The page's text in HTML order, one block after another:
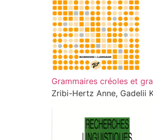
Grammaires créoles et
Zribi-Hertz Anne, Gadelii